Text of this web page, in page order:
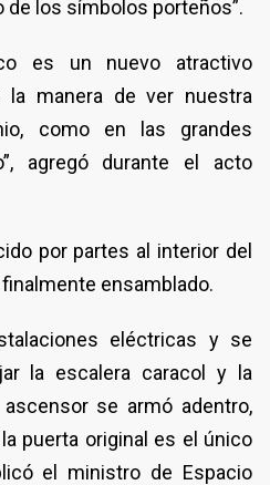
de los símbolos porteños”.
es un nuevo atractivo
la manera de ver nuestra
como en las grandes
agregó durante el acto
por partes al interior del
ensamblado.
eléctricas y se
la escalera caracol y la
se armó adentro,
puerta original es el único
el ministro de Espacio